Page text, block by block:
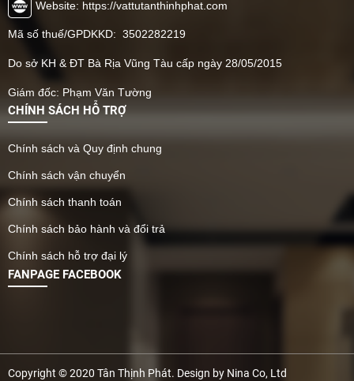
tạo và trang trí nội thất tại
Bà Rịa - Vũng Tàu. Tân
tư tấm ốp tường PVC,
Nano, lam sóng tại Bà Rịa
Vũng Tàu. Cung cấp vật
liệu ốp tường chống ẩm,
cao. Liên hệ ngay Tân
Thịnh Phát Bà Rịa Vũng
chí cả hơi muối biển.
Website: https://vattutanthinhphat.com
Mã số thuế/GPDKKD: 3502282219
Do sở KH & ĐT Bà Rịa Vũng Tàu cấp ngày 28/05/2015
Giám đốc: Phạm Văn Tường
CHÍNH SÁCH HỖ TRỢ
Chính sách và Quy định chung
Chính sách vận chuyển
Chính sách thanh toán
Chính sách bảo hành và đổi trả
Chính sách hỗ trợ đại lý
FANPAGE FACEBOOK
Copyright © 2020 Tân Thịnh Phát. Design by Nina Co, Ltd